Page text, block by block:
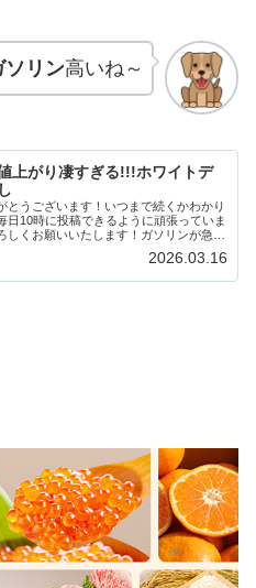
ソリン高いね～
上がり凄すぎる!!!ホワイトデ
とうございます！いつまで続くかわかり
日10時に投稿できるように頑張っていま
しくお願いいたします！ガソリンが急激
いる3月14日にガソリン入れに行きまし
ですが、192円でした!!!それ...2026.03.16